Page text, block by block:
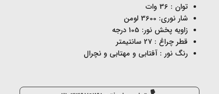
توان : 36 وات
شار نوری: 3600 لومن
زاویه پخش نور: 105 درجه
قطر چراغ : 27 سانتیمتر
رنگ نور : آفتابی و مهتابی و نچرال